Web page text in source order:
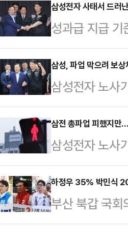
게 됐다. 메모
전망이 나오고
6000만원 수
자 노사가 도
성과급(OPI)
설한 점이다.
삼성전자 사태서 드
성과급 지급
의안을 도출하
동이 투쟁과
(1980년
적 이익과 보
다.반면 이들
계를 고스란히
자지부(삼성전
삼성, 파업 막으려 보
삼성전자 노사
를 놓고는 "삼
점이었던 적자
이고, 상한 없
않게 흔들렸다
는 DS(반도체)
로 했다. 재원
(OPI) 1.5%
삼전 총파업 피했지만
삼성전자 노사
약 500만명에
로 주가 변동성
족했다는 것이
이날 2026년
하정우 35% 박민식
부산 북갑 국
속 후보가 다자